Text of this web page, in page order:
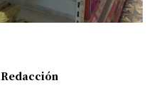
Redacción